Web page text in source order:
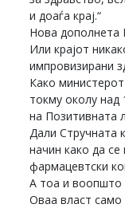
и доаѓа крај.“
Нова дополнета
Или крајот
импровизирани
Како
токму околу над
на Позитивната
Дали Стручната
начин како да
фармацевтски
А тоа и воопшто
Оваа власт